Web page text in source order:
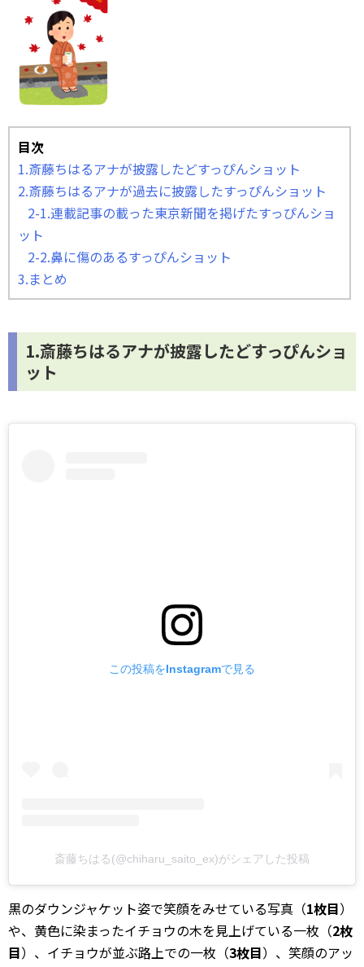
目次
1.斎藤ちはるアナが披露したどすっぴんショット
2.斎藤ちはるアナが過去に披露したすっぴんショット
2-1.連載記事の載った東京新聞を掲げたすっぴんショ
ット
2-2.鼻に傷のあるすっぴんショット
3.まとめ
1.斎藤ちはるアナが披露したどすっぴんショ
ット
この投稿をInstagramで見る
斎藤ちはる(@chiharu_saito_ex)がシェアした投稿
黒のダウンジャケット姿で笑顔をみせている写真（1枚目）
や、黄色に染まったイチョウの木を見上げている一枚（2枚
目）、イチョウが並ぶ路上での一枚（3枚目）、笑顔のアッ